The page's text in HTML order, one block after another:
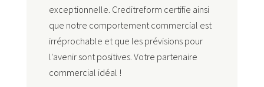
exceptionnelle. Creditreform certifie ainsi
que notre comportement commercial est
irréprochable et que les prévisions pour
l'avenir sont positives. Votre partenaire
commercial idéal !